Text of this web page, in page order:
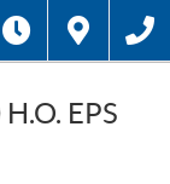
EPS